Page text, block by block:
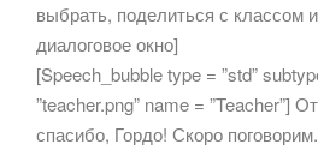
выбрать, поделиться с классом
диалоговое окно]
[Speech_bubble type = ”std”
”teacher.png” name = ”Teacher”]
спасибо, Гордо! Скоро